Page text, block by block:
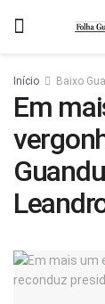
Início Baixo
Em